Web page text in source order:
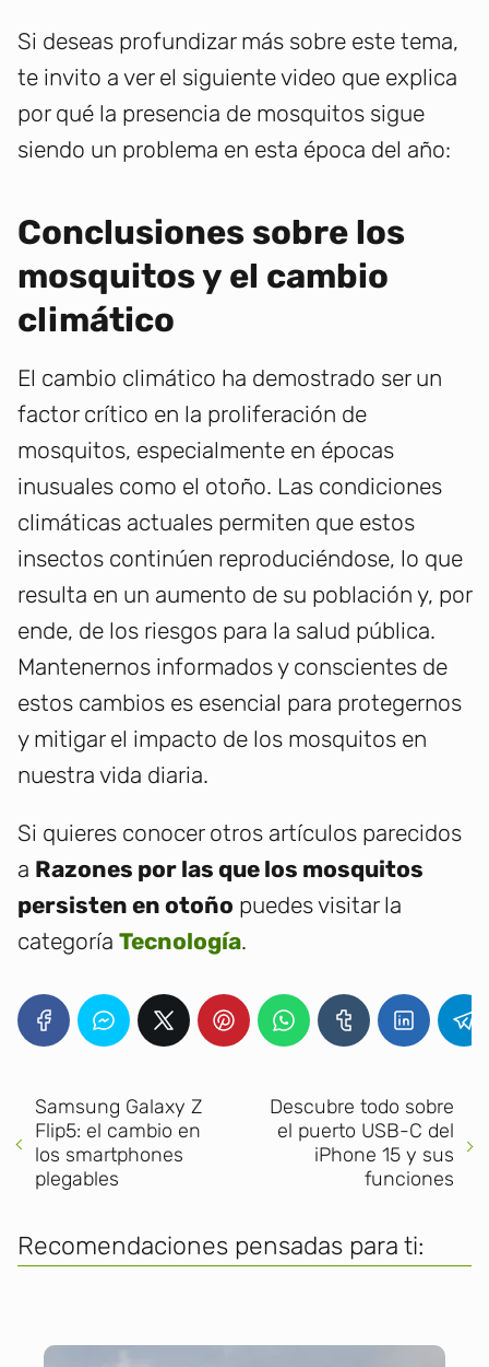
Si deseas profundizar más sobre este tema,
te invito a ver el siguiente video que explica
por qué la presencia de mosquitos sigue
siendo un problema en esta época del año:
Conclusiones sobre los
mosquitos y el cambio
climático
El cambio climático ha demostrado ser un
factor crítico en la proliferación de
mosquitos, especialmente en épocas
inusuales como el otoño. Las condiciones
climáticas actuales permiten que estos
insectos continúen reproduciéndose, lo que
resulta en un aumento de su población y, por
ende, de los riesgos para la salud pública.
Mantenernos informados y conscientes de
estos cambios es esencial para protegernos
y mitigar el impacto de los mosquitos en
nuestra vida diaria.
Si quieres conocer otros artículos parecidos
a Razones por las que los mosquitos
persisten en otoño puedes visitar la
categoría Tecnología.
Samsung Galaxy Z
Flip5: el cambio en
los smartphones
plegables
Descubre todo sobre
el puerto USB-C del
iPhone 15 y sus
funciones
Recomendaciones pensadas para ti: